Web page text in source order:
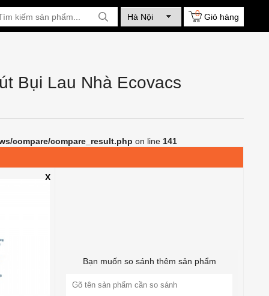
Giỏ hàng
0
Bụi Lau Nhà Ecovacs
compare/compare_result.php on line 141
X
Bạn muốn so sánh thêm sản phẩm